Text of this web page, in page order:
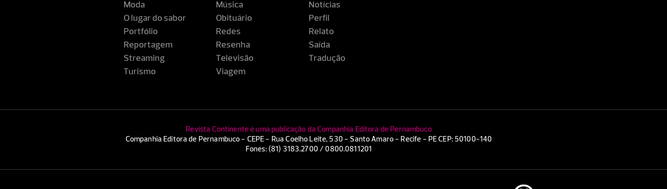
Moda
Música
Notícias
O lugar do sabor
Obituário
Perfil
Portfólio
Redes
Relato
Reportagem
Resenha
Saída
Streaming
Televisão
Tradução
Turismo
Viagem
Revista Continente é uma publicação da Companhia Editora de Pernambuco
Companhia Editora de Pernambuco - CEPE - Rua Coelho Leite, 530 - Santo Amaro - Recife - PE CEP: 50100-140
Fones: (81) 3183.2700 / 0800.0811201